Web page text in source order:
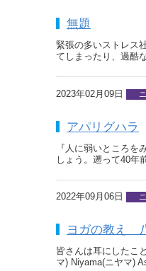
無題
緊張の多いストレス
てしまったり、過酷
2023年02月09日
アパリグハラ
『人に弱いところ
しょう。遡って40年
2022年09月06日
ヨガの教え
皆さんは耳にしたこ
マ) Niyama(ニヤマ)